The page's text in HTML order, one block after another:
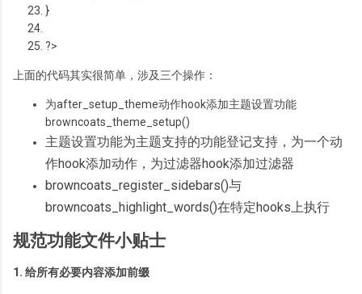
}
?>
上面的代码其实很简单，涉及三个操作：
为after_setup_theme动作hook添加主题设置功能
browncoats_theme_setup()
主题设置功能为主题支持的功能登记支持，为一个动
作hook添加动作，为过滤器hook添加过滤器
browncoats_register_sidebars()与
browncoats_highlight_words()在特定hooks上执行
规范功能文件小贴士
1. 给所有必要内容添加前缀